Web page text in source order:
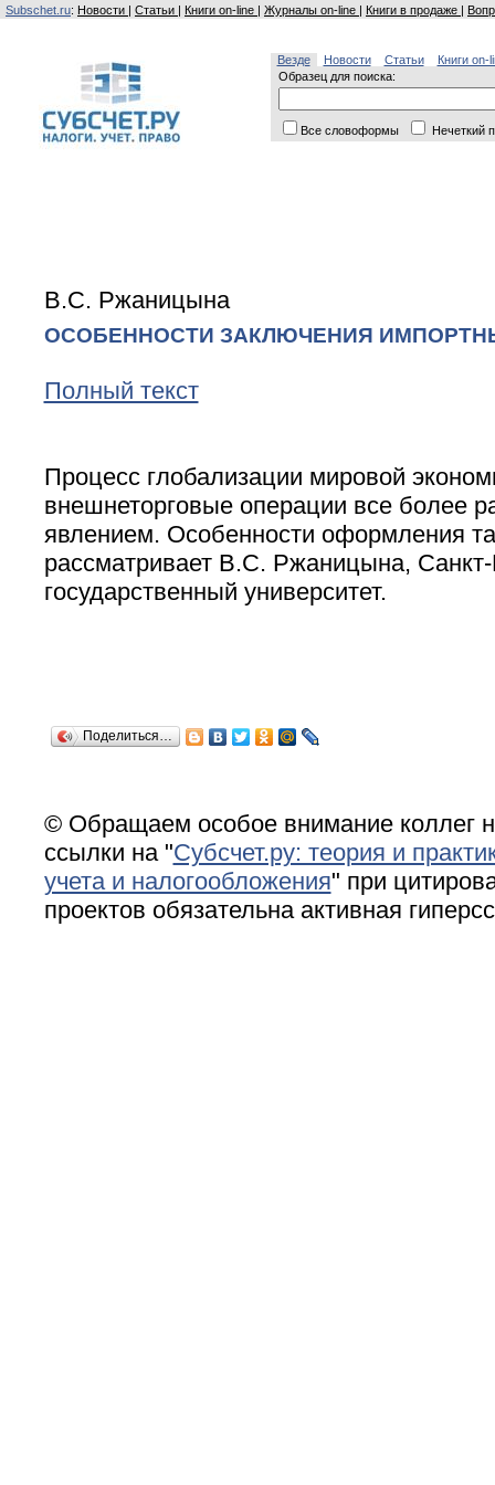
Subschet.ru: Новости | Статьи | Книги on-line | Журналы on-line | Книги в продаже |
Везде Новости Статьи
Книги on-
Образец для поиска:
Все словоформы Нечеткий
В.С. Ржаницына
ОСОБЕННОСТИ ЗАКЛЮЧЕНИЯ
Полный текст
Процесс глобализации мировой
внешнеторговые операции все более
явлением. Особенности оформления
рассматривает В.С. Ржаницына, Санкт-
государственный университет.
Поделиться…
© Обращаем особое внимание коллег
ссылки на "Субсчет.ру: теория и
учета и налогообложения" при
проектов обязательна активная